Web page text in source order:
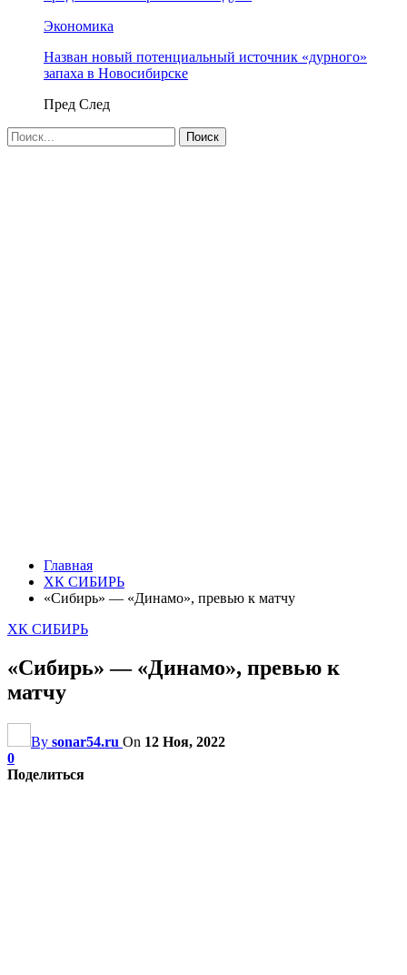
Экономика
Назван новый потенциальный источник «дурного»
запаха в Новосибирске
Пред След
Главная
ХК СИБИРЬ
«Сибирь» — «Динамо», превью к матчу
ХК СИБИРЬ
«Сибирь» — «Динамо», превью к
матчу
By sonar54.ru On 12 Ноя, 2022
0
Поделиться